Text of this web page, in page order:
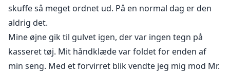
skuffe så meget ordnet ud. På en normal dag er den
aldrig det.
Mine øjne gik til gulvet igen, der var ingen tegn på
kasseret tøj. Mit håndklæde var foldet for enden af
min seng. Med et forvirret blik vendte jeg mig mod Mr.